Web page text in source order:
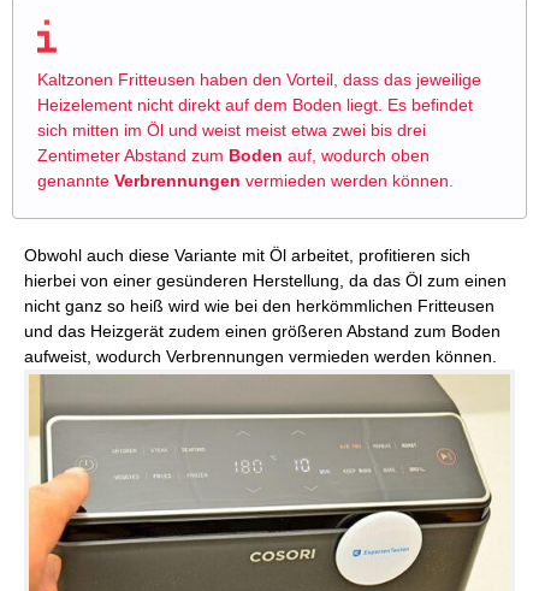
Kaltzonen Fritteusen haben den Vorteil, dass das jeweilige
Heizelement nicht direkt auf dem Boden liegt. Es befindet
sich mitten im Öl und weist meist etwa zwei bis drei
Zentimeter Abstand zum Boden auf, wodurch oben
genannte Verbrennungen vermieden werden können.
Obwohl auch diese Variante mit Öl arbeitet, profitieren sich
hierbei von einer gesünderen Herstellung, da das Öl zum einen
nicht ganz so heiß wird wie bei den herkömmlichen Fritteusen
und das Heizgerät zudem einen größeren Abstand zum Boden
aufweist, wodurch Verbrennungen vermieden werden können.